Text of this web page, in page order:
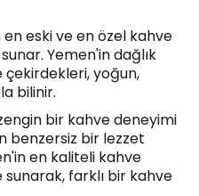
eski ve en özel kahve
Yemen'in dağlık
yoğun,
bilinir.
bir kahve deneyimi
benzersiz bir lezzet
en kaliteli kahve
farklı bir kahve